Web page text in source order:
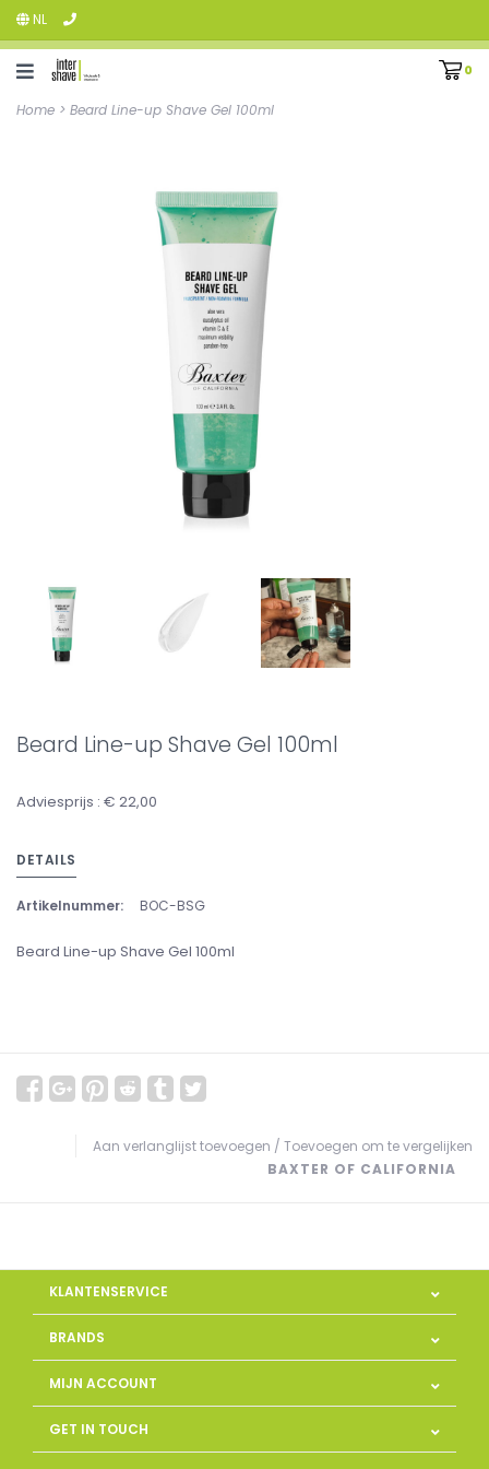
NL
0
Home > Beard Line-up Shave Gel 100ml
Beard Line-up Shave Gel 100ml
Adviesprijs : € 22,00
DETAILS
Artikelnummer: BOC-BSG
Beard Line-up Shave Gel 100ml
Aan verlanglijst toevoegen / Toevoegen om te vergelijken
BAXTER OF CALIFORNIA
KLANTENSERVICE
BRANDS
MIJN ACCOUNT
GET IN TOUCH